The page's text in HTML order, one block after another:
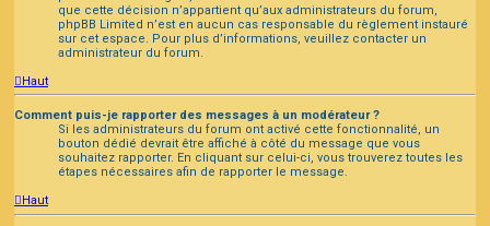
que cette décision n’appartient qu’aux administrateurs du forum,
phpBB Limited n’est en aucun cas responsable du règlement instauré
sur cet espace. Pour plus d’informations, veuillez contacter un
administrateur du forum.
Haut
Comment puis-je rapporter des messages à un modérateur ?
Si les administrateurs du forum ont activé cette fonctionnalité, un
bouton dédié devrait être affiché à côté du message que vous
souhaitez rapporter. En cliquant sur celui-ci, vous trouverez toutes les
étapes nécessaires afin de rapporter le message.
Haut